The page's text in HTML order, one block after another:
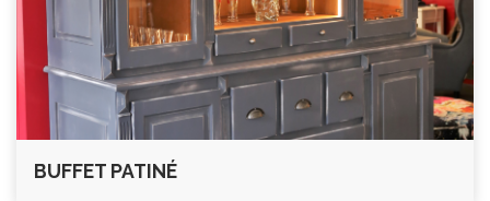
BUFFET PATINÉ